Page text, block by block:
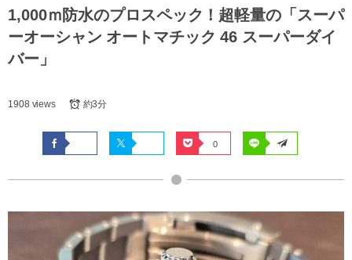
1,000ｍ防水のプロスペック！超軽量の「スーパ
ーオーシャン オートマチック 46 スーパーダイ
バー」
1908 views 約3分
0